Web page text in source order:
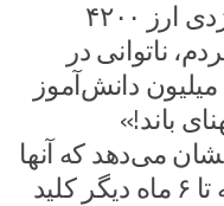
سقوط ارزش پول ملی، تراژدی ارز ۴۲۰۰
ناتوانی در
کنترل اجاره‌بها و مسکن و ۳ میلیون دانش‌آموز
باند!»
می‌دهد که آنها
از محاکمه رییس‌جمهوری که تا ۶ ماه دیگر کلید